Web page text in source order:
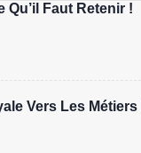
Faut Retenir !
Vers Les